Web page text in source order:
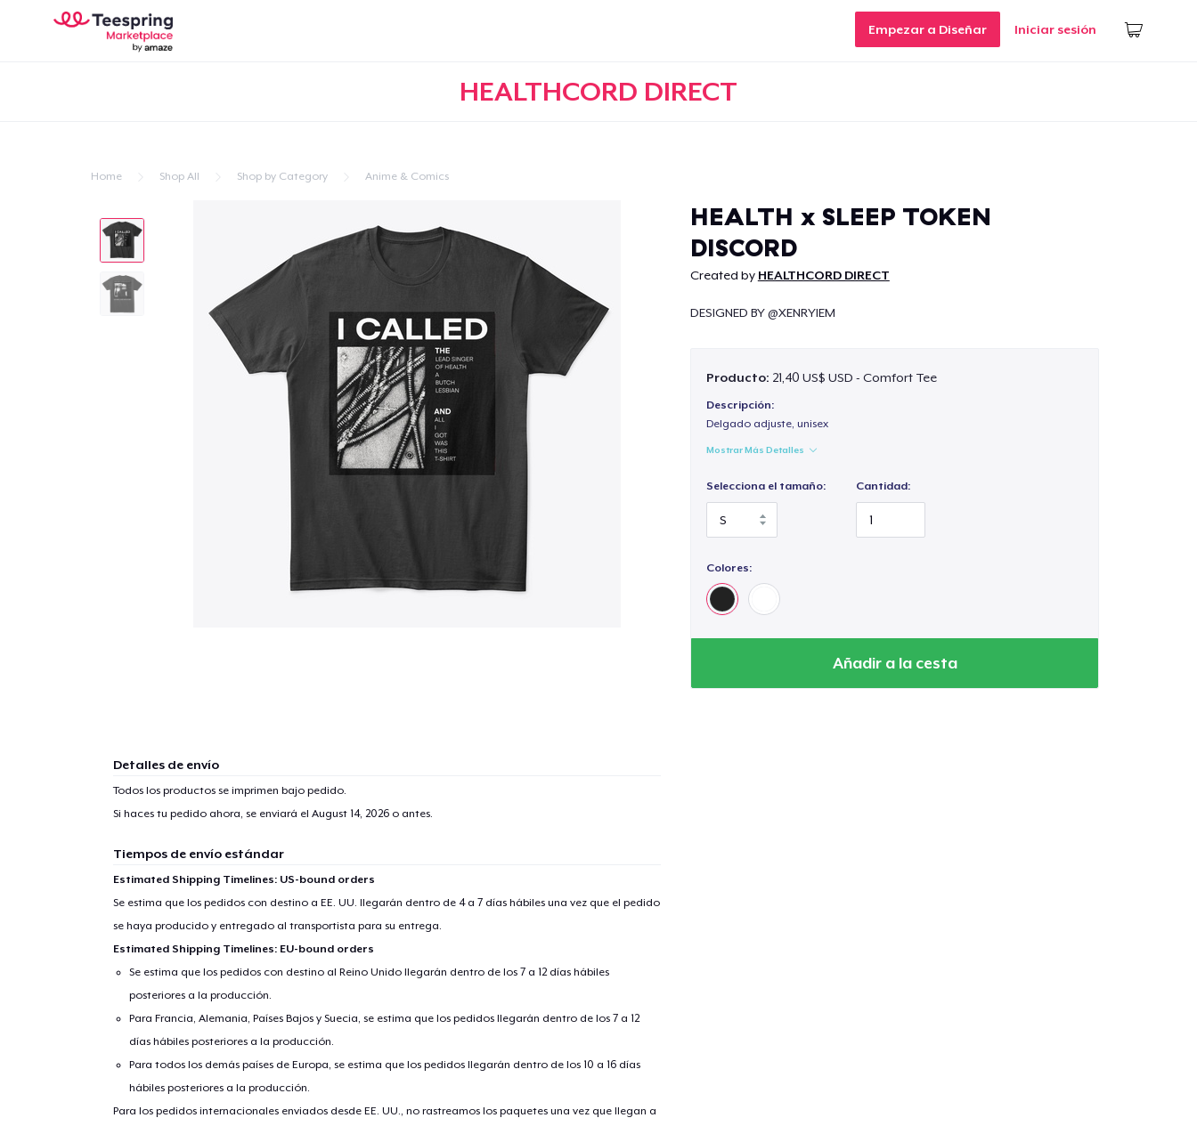
Empezar a Diseñar Iniciar sesión
HEALTHCORD DIRECT
Home Shop All Shop by Category Anime & Comics
HEALTH x SLEEP TOKEN
DISCORD
Created by HEALTHCORD DIRECT
DESIGNED BY @XENRYIEM
Producto: 21,40 US$ USD - Comfort Tee
Descripción:
Delgado adjuste, unisex
Mostrar Más Detalles
Selecciona el tamaño: Cantidad:
Colores:
Añadir a la cesta
Detalles de envío
Todos los productos se imprimen bajo pedido.
Si haces tu pedido ahora, se enviará el August 14, 2026o antes.
Tiempos de envío estándar
Estimated Shipping Timelines: US-bound orders
Se estima que los pedidos con destino a EE. UU. llegarán dentro de 4 a 7 días hábiles una vez que el pedido
se haya producido y entregado al transportista para su entrega.
Estimated Shipping Timelines: EU-bound orders
Se estima que los pedidos con destino al Reino Unido llegarán dentro de los 7 a 12 días hábiles
posteriores a la producción.
Para Francia, Alemania, Países Bajos y Suecia, se estima que los pedidos llegarán dentro de los 7 a 12
días hábiles posteriores a la producción.
Para todos los demás países de Europa, se estima que los pedidos llegarán dentro de los 10 a 16 días
hábiles posteriores a la producción.
Para los pedidos internacionales enviados desde EE. UU., no rastreamos los paquetes una vez que llegan a